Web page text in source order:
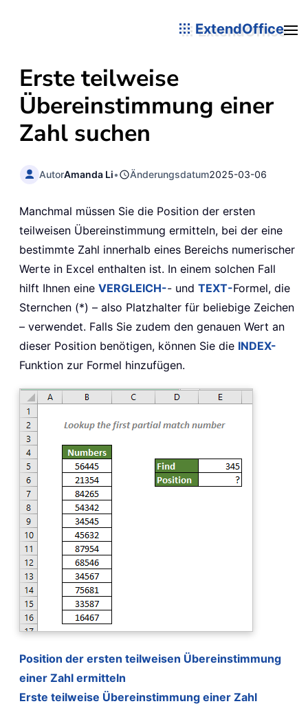
ExtendOffice
Erste teilweise
Übereinstimmung einer
Zahl suchen
AutorAmanda Li• Änderungsdatum2025-03-06
Manchmal müssen Sie die Position der ersten
teilweisen Übereinstimmung ermitteln, bei der eine
bestimmte Zahl innerhalb eines Bereichs numerischer
Werte in Excel enthalten ist. In einem solchen Fall
hilft Ihnen eine VERGLEICH-- und TEXT-Formel, die
Sternchen (*) – also Platzhalter für beliebige Zeichen
– verwendet. Falls Sie zudem den genauen Wert an
dieser Position benötigen, können Sie die INDEX-
Funktion zur Formel hinzufügen.
Position der ersten teilweisen Übereinstimmung
einer Zahl ermitteln
Erste teilweise Übereinstimmung einer Zahl